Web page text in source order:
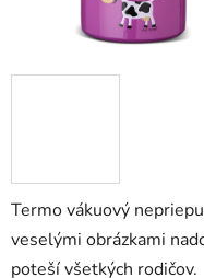
Termo vákuový
veselými obrázkami
poteší všetkých rodičov.